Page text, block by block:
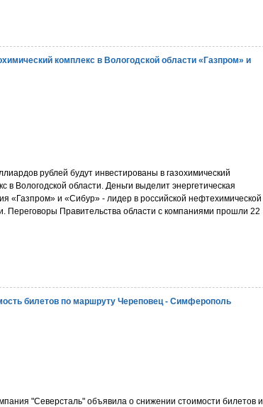
комплекс в Вологодской области «Газпром» и
рублей будут инвестированы в газохимический
в Вологодской области. Деньги выделит энергетическая
«Газпром» и «Сибур» - лидер в российской нефтехимической
Переговоры Правительства области с компаниями прошли 22
билетов по маршруту Череповец - Симферополь
"Северсталь" объявила о снижении стоимости билетов и